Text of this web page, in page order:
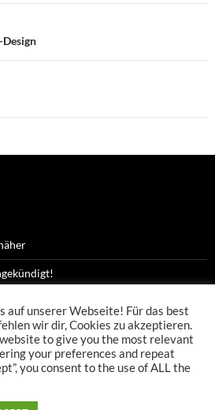
sind gestartet!
startet!
auf unserer Webseite! Für das best
wir dir, Cookies zu akzeptieren.
to give you the most relevant
your preferences and repeat
you consent to the use of ALL the